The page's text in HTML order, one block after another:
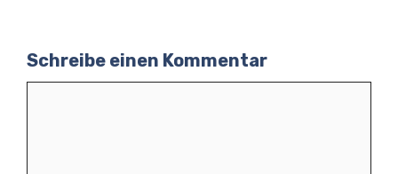
Schreibe einen Kommentar